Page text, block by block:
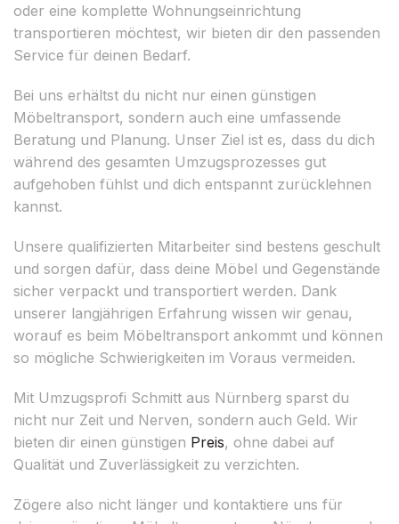
oder eine komplette Wohnungseinrichtung
transportieren möchtest, wir bieten dir den passenden
Service für deinen Bedarf.
Bei uns erhältst du nicht nur einen günstigen
Möbeltransport, sondern auch eine umfassende
Beratung und Planung. Unser Ziel ist es, dass du dich
während des gesamten Umzugsprozesses gut
aufgehoben fühlst und dich entspannt zurücklehnen
kannst.
Unsere qualifizierten Mitarbeiter sind bestens geschult
und sorgen dafür, dass deine Möbel und Gegenstände
sicher verpackt und transportiert werden. Dank
unserer langjährigen Erfahrung wissen wir genau,
worauf es beim Möbeltransport ankommt und können
so mögliche Schwierigkeiten im Voraus vermeiden.
Mit Umzugsprofi Schmitt aus Nürnberg sparst du
nicht nur Zeit und Nerven, sondern auch Geld. Wir
bieten dir einen günstigen Preis, ohne dabei auf
Qualität und Zuverlässigkeit zu verzichten.
Zögere also nicht länger und kontaktiere uns für